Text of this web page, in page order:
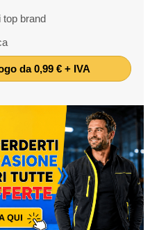
top brand
da 0,99 € + IVA